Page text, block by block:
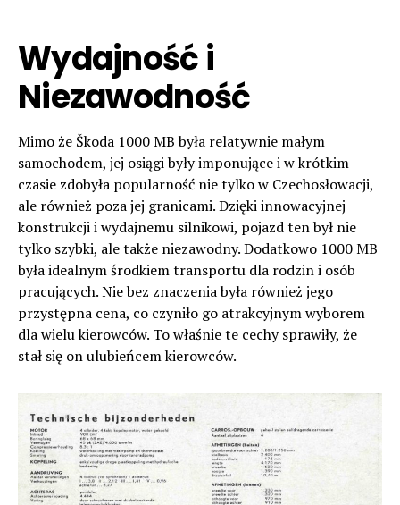
Wydajność i
Niezawodność
Mimo że Škoda 1000 MB była relatywnie małym
samochodem, jej osiągi były imponujące i w krótkim
czasie zdobyła popularność nie tylko w Czechosłowacji,
ale również poza jej granicami. Dzięki innowacyjnej
konstrukcji i wydajnemu silnikowi, pojazd ten był nie
tylko szybki, ale także niezawodny. Dodatkowo 1000 MB
była idealnym środkiem transportu dla rodzin i osób
pracujących. Nie bez znaczenia była również jego
przystępna cena, co czyniło go atrakcyjnym wyborem
dla wielu kierowców. To właśnie te cechy sprawiły, że
stał się on ulubieńcem kierowców.